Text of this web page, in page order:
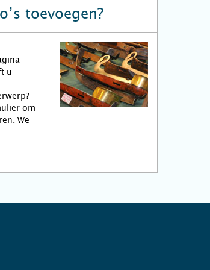
toevoegen?
u
om
We